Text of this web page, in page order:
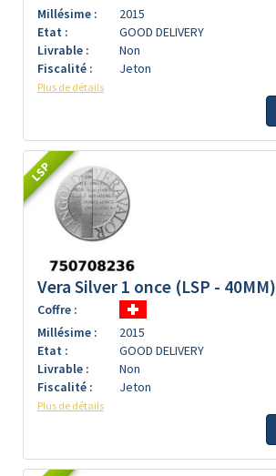
Millésime :
2015
Etat :
GOOD DELIVERY
Livrable :
Non
Fiscalité :
Jeton
Plus de détails
LSP
Vera Silver 1 once (LSP - 40MM)
Coffre :
Millésime :
2015
Etat :
GOOD DELIVERY
Livrable :
Non
Fiscalité :
Jeton
Plus de détails